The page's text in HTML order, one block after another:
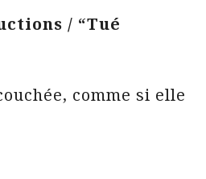
/ “Tué
comme si elle